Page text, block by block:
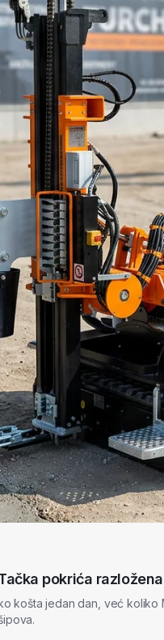
pokrića
košta jedan dan, već